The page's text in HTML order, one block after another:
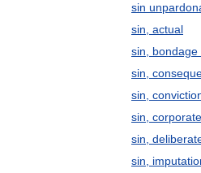
sin
sin, actual
sin, bondage
sin,
sin,
sin,
sin,
sin,